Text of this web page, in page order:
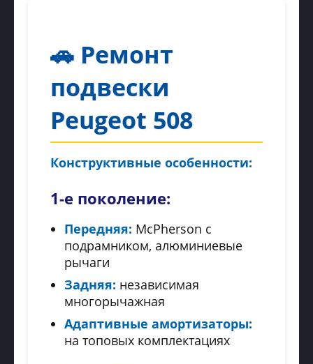
🚗 Ремонт
подвески
Peugeot 508
Конструктивные особенности:
1-е поколение:
Передняя: McPherson с
подрамником, алюминиевые
рычаги
Задняя: независимая
многорычажная
Адаптивные амортизаторы:
на топовых комплектациях